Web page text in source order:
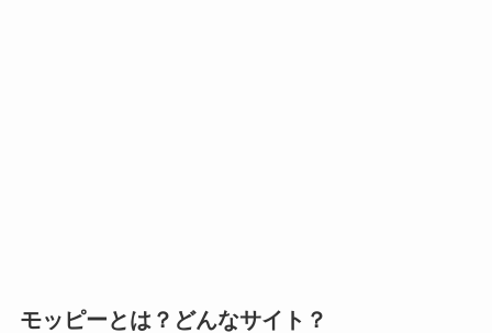
モッピーとは？どんなサイト？